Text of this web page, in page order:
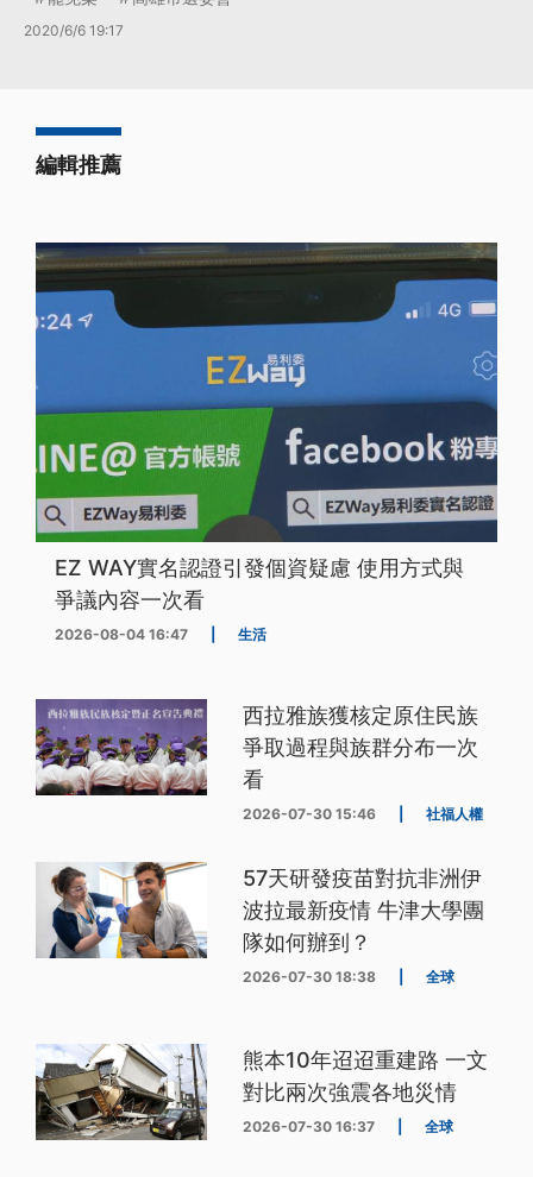
2020/6/6 19:17
編輯推薦
EZ WAY實名認證引發個資疑慮 使用方式與
爭議內容一次看
2026-08-04 16:47 生活
西拉雅族獲核定原住民族
爭取過程與族群分布一次
看
2026-07-30 15:46 社福人權
57天研發疫苗對抗非洲伊
波拉最新疫情 牛津大學團
隊如何辦到？
2026-07-30 18:38 全球
熊本10年迢迢重建路 一文
對比兩次強震各地災情
2026-07-30 16:37 全球